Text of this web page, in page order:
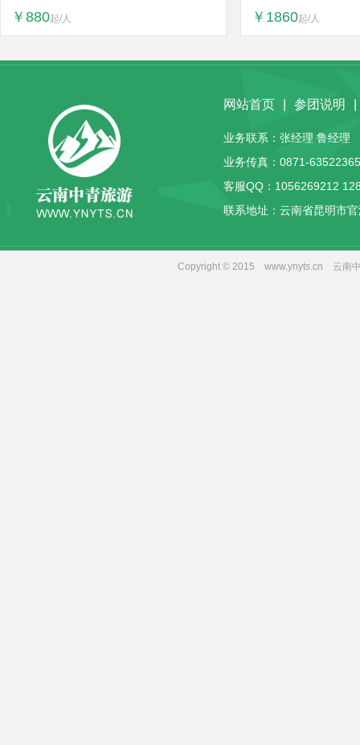
￥880起/人 车经典8日纯玩游
￥1860起/人
网站首页 参团说明
业务联系：张经理 鲁经理
业务传真：0871-
客服QQ： 1056269212
联系地址：云南省昆明市
Copyright © 2015 www.ynyts.cn 云南